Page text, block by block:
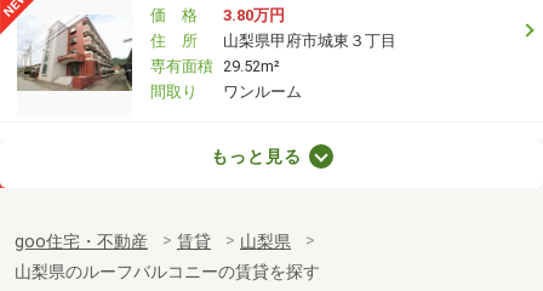
価 格
3.80万円
住 所
山梨県甲府市城東３丁目
専有面積 29.52m²
間取り
ワンルーム
専有面積
36m²
間取り
2K
もっと見る
goo住宅・不動産 賃貸
山梨県
山梨県のルーフバルコニーの賃貸を探す